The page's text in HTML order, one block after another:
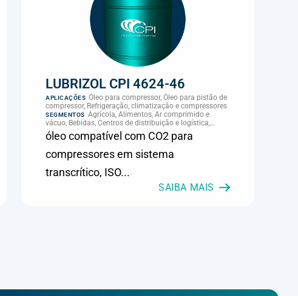
LUBRIZOL CPI 4624-46
APLICAÇÕES Óleo para compressor, Óleo para pistão de
compressor, Refrigeração, climatização e compressores
SEGMENTOS Agrícola, Alimentos, Ar comprimido e
vácuo, Bebidas, Centros de distribuição e logística,
Cimento, Climatização e HVAC, Data center,
Eletroeletrônica, Embalagens e latas, Energia (geração),
Eólico, Farmacêutica e cosmética, Frigoríficos e abate,
Laticínios, Madeira e móveis, Metalmecânica, Metalurgia
e fundição, Mineração, MRO e manutenção industrial,
Naval e portuário, Panificação, Papel e celulose,
Petróleo e gás, Pintura industrial, Plásticos e borracha,
Química e petroquímica, Refrigeração industrial,
óleo compatível com CO2 para
compressores em sistema
transcrítico, ISO...
SAIBA MAIS